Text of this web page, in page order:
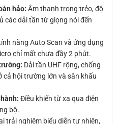
hảo: Âm thanh trong trẻo, độ
các dải tần từ giọng nói đến
năng Auto Scan và ứng dụng
chỉ mất chưa đầy 2 phút.
Dải tần UHF rộng, chống
cả hội trường lớn và sân khấu
Điều khiển từ xa qua điện
bộ.
trải nghiệm biểu diễn tự nhiên,